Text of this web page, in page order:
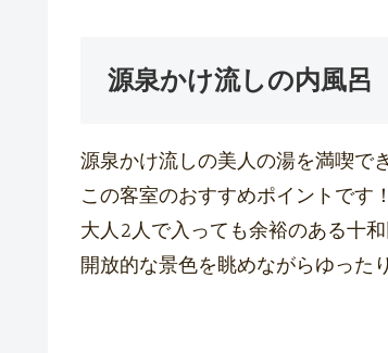
源泉かけ流しの内風呂
源泉かけ流しの美人の湯を満喫で
この客室のおすすめポイントです！
大人2人で入っても余裕のある十
開放的な景色を眺めながらゆった